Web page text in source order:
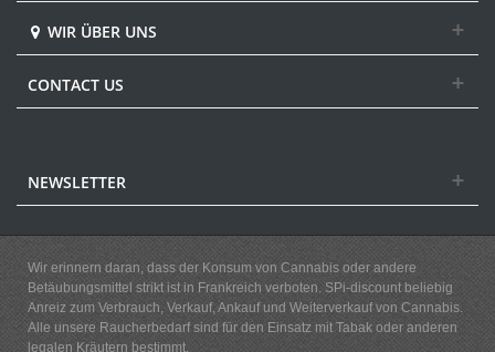
WIR ÜBER UNS
CONTACT US
NEWSLETTER
Wir erinnern daran, dass der Konsum von Cannabis oder andere
Betäubungsmittel strikt ist in Frankreich verboten. SPi-discount beliebig
Anreiz zum Verbrauch, Verkauf, Ankauf und Weiterverkauf von Cannabis.
Alle unsere Raucherbedarf sind für den Einsatz mit Tabak oder anderen
legalen Kräutern bestimmt.